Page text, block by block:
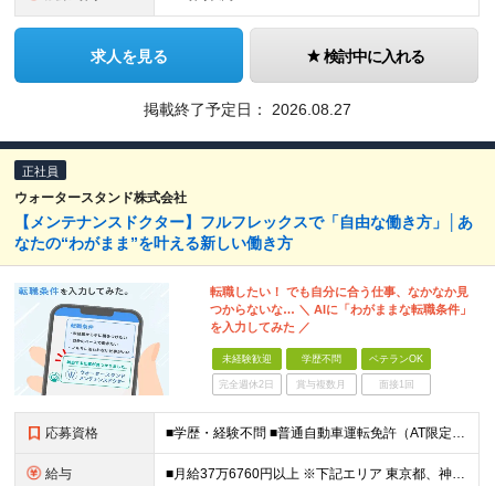
求人を見る 検討中に入れる
掲載終了予定日： 2026.08.27
正社員
ウォータースタンド株式会社
【メンテナンスドクター】フルフレックスで「自由な働き方」│あ
なたの“わがまま”を叶える新しい働き方
転職したい！ でも自分に合う仕事、なかなか見
つからないな… ＼ AIに「わがままな転職条件」
を入力してみた ／
未経験歓迎 学歴不問 ベテランOK
完全週休2日 賞与複数月 面接1回
応募資格 ■学歴・経験不問 ■普通自動車運転免許（AT限定可） ■未経験歓迎 ■ブランクOK ー－－－－－－－－－－－－－－－－－ 【私たちのミッション・ビジョンに共感していただける方】 ー－－－－－－－－
給与 ■月給37万6760円以上 ※下記エリア 東京都、神奈川県、愛知県（名古屋市）、大阪府、京都府、兵庫県、滋賀県、和歌山県 ■月給35万6760円以上 ※上記エリア以外 ※経験・能力を考慮して決定。